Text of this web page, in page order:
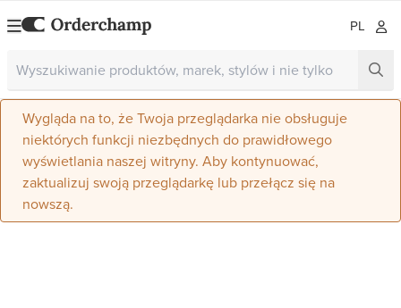
PL
Wygląda na to, że Twoja przeglądarka nie obsługuje
niektórych funkcji niezbędnych do prawidłowego
wyświetlania naszej witryny. Aby kontynuować,
zaktualizuj swoją przeglądarkę lub przełącz się na
nowszą.